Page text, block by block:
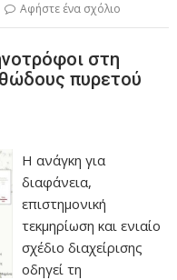
Αφήστε ένα σχόλιο
στη
πυρετού
Η ανάγκη για
διαφάνεια,
επιστημονική
τεκμηρίωση και ενιαίο
σχέδιο διαχείρισης
οδηγεί τη